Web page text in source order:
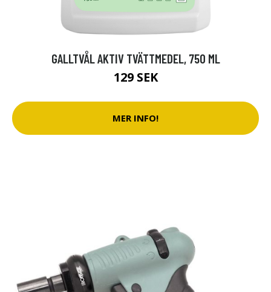
GALLTVÅL AKTIV TVÄTTMEDEL, 750 ML
129 SEK
MER INFO!